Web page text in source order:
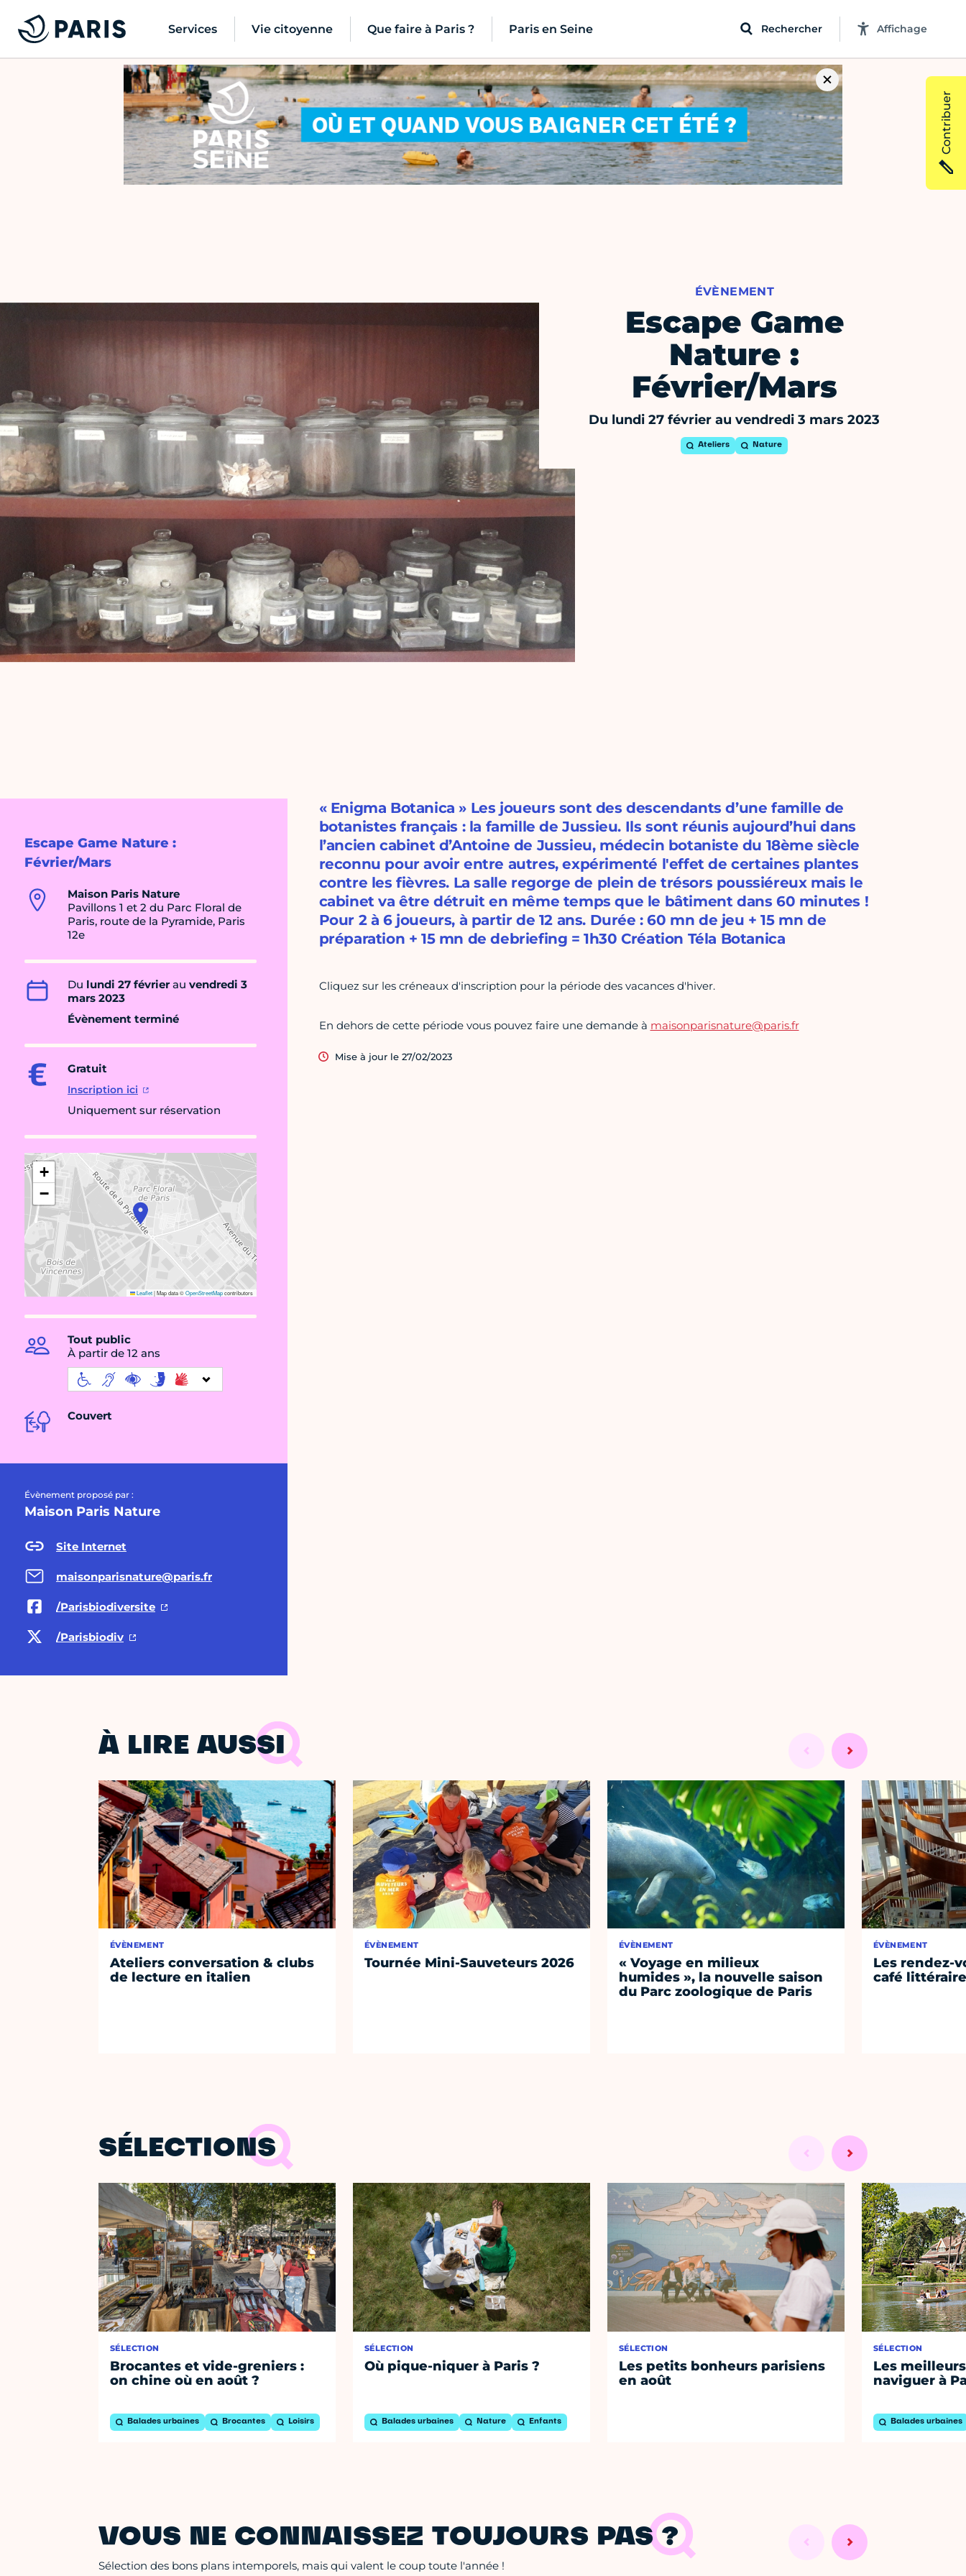
Services Vie citoyenne Que faire à Paris ? Paris en Seine Rechercher Affichage
ÉVÈNEMENT
Escape Game
Nature :
Février/Mars
Du lundi 27 février au vendredi 3 mars 2023
Ateliers Nature
Escape Game Nature :
Février/Mars
Maison Paris Nature
Pavillons 1 et 2 du Parc Floral de
Paris, route de la Pyramide, Paris
12e
Du lundi 27 févrierau vendredi 3
mars 2023
Évènement terminé
Gratuit
Inscription ici
Uniquement sur réservation
+
−
Leaflet|Map data ©OpenStreetMapcontributors
Tout public
À partir de 12 ans
Couvert
Évènement proposé par :
Maison Paris Nature
Site Internet
maisonparisnature@paris.fr
/Parisbiodiversite
/Parisbiodiv
« Enigma Botanica » Les joueurs sont des descendants d’une famille de
botanistes français : la famille de Jussieu. Ils sont réunis aujourd’hui dans
l’ancien cabinet d’Antoine de Jussieu, médecin botaniste du 18ème siècle
reconnu pour avoir entre autres, expérimenté l'effet de certaines plantes
contre les fièvres. La salle regorge de plein de trésors poussiéreux mais le
cabinet va être détruit en même temps que le bâtiment dans 60 minutes !
Pour 2 à 6 joueurs, à partir de 12 ans. Durée : 60 mn de jeu + 15 mn de
préparation + 15 mn de debriefing = 1h30 Création Téla Botanica
Cliquez sur les créneaux d'inscription pour la période des vacances d'hiver.
En dehors de cette période vous pouvez faire une demande à maisonparisnature@paris.fr
Mise à jour le 27/02/2023
À LIRE AUSSI
ÉVÈNEMENT
Ateliers conversation & clubs
de lecture en italien
ÉVÈNEMENT
Tournée Mini-Sauveteurs 2026
ÉVÈNEMENT
« Voyage en milieux
humides », la nouvelle saison
du Parc zoologique de Paris
ÉVÈNEMENT
Les rendez-
café
SÉLECTIONS
SÉLECTION
Brocantes et vide-greniers :
on chine où en août ?
Balades urbaines Brocantes Loisirs
SÉLECTION
Où pique-niquer à Paris ?
Balades urbaines Nature Enfants
SÉLECTION
Les petits bonheurs parisiens
en août
SÉLECTION
Les
naviguer à
Balades urbaines
VOUS NE CONNAISSEZ TOUJOURS PAS ?
Sélection des bons plans intemporels, mais qui valent le coup toute l'année !
Contribuer